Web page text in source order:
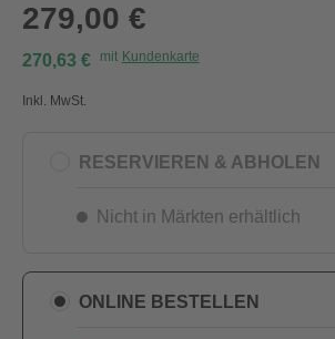
279,00 €
270,63 € mit Kundenkarte
Inkl. MwSt.
RESERVIEREN & ABHOLEN
Nicht in Märkten erhältlich
ONLINE BESTELLEN